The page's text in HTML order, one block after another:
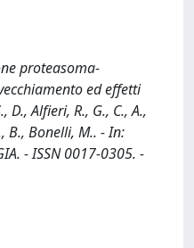
proteasoma-
ed effetti
Alfieri, R., G., C., A.,
B., Bonelli, M.. - In:
- ISSN 0017-0305. -